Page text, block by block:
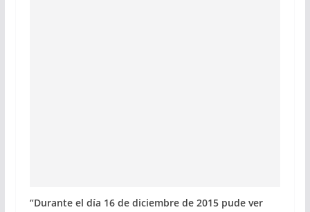
“Durante el día 16 de diciembre de 2015 pude ver